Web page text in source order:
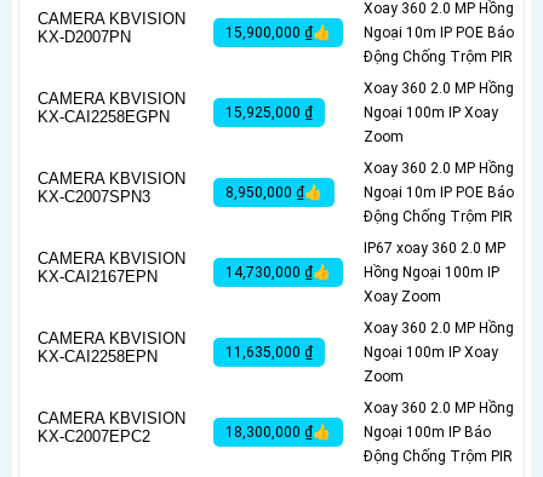
CAMERA KBVISION
KX-D2007PN
15,900,000 ₫👍
Xoay 360 2.0 MP Hồng
Ngoại 10m IP POE Báo
Động Chống Trộm PIR
CAMERA KBVISION
KX-CAI2258EGPN
15,925,000 ₫
Xoay 360 2.0 MP Hồng
Ngoại 100m IP Xoay
Zoom
CAMERA KBVISION
KX-C2007SPN3
8,950,000 ₫👍
Xoay 360 2.0 MP Hồng
Ngoại 10m IP POE Báo
Động Chống Trộm PIR
CAMERA KBVISION
KX-CAI2167EPN
14,730,000 ₫👍
IP67 xoay 360 2.0 MP
Hồng Ngoại 100m IP
Xoay Zoom
CAMERA KBVISION
KX-CAI2258EPN
11,635,000 ₫
Xoay 360 2.0 MP Hồng
Ngoại 100m IP Xoay
Zoom
CAMERA KBVISION
KX-C2007EPC2
18,300,000 ₫👍
Xoay 360 2.0 MP Hồng
Ngoại 100m IP Báo
Động Chống Trộm PIR